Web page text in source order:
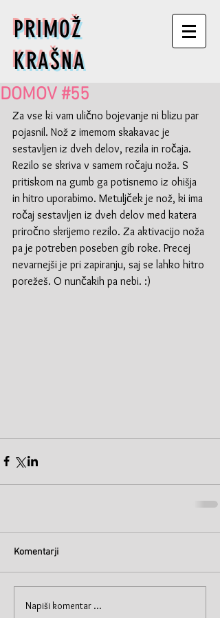
PRIMOŽ
KRAŠNA
DOMOV #55
Za vse ki vam ulično bojevanje ni blizu par
pojasnil. Nož z imemom skakavac je
sestavljen iz dveh delov, rezila in ročaja.
Rezilo se skriva v samem ročaju noža. S
pritiskom na gumb ga potisnemo iz ohišja
in hitro uporabimo. Metuljček je nož, ki ima
ročaj sestavljen iz dveh delov med katera
priročno skrijemo rezilo. Za aktivacijo noža
pa je potreben poseben gib roke. Precej
nevarnejši je pri zapiranju, saj se lahko hitro
porežeš. O nunčakih pa nebi. :)
Komentarji
Napiši komentar ...